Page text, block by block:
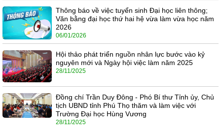
Thông báo về việc tuyển sinh Đại học liên thông;
Văn bằng đại học thứ hai hệ vừa làm vừa học năm
2026
06/01/2026
Hội thảo phát triển nguồn nhân lực bước vào kỷ
nguyên mới và Ngày hội việc làm năm 2025
28/11/2025
Đồng chí Trần Duy Đông - Phó Bí thư Tỉnh ủy, Chủ
tịch UBND tỉnh Phú Thọ thăm và làm việc với
Trường Đại học Hùng Vương
28/11/2025